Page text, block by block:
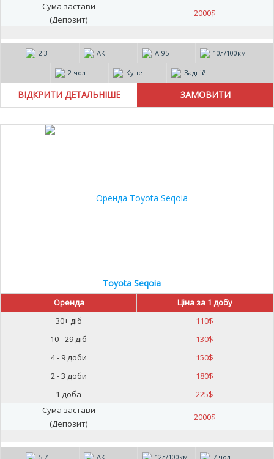
Сума застави
(Депозит)
2000$
2.3 АКПП А-95 10л/100км
2 чол Купе Задній
ВІДКРИТИ ДЕТАЛЬНІШЕ
Toyota Seqoia
Оренда
Ціна за 1 добу
30+ діб
110$
10 - 29 діб
130$
4 - 9 доби
150$
2 - 3 доби
180$
1 доба
225$
Сума застави
(Депозит)
2000$
5.7 АКПП 12л/100км 7 чол